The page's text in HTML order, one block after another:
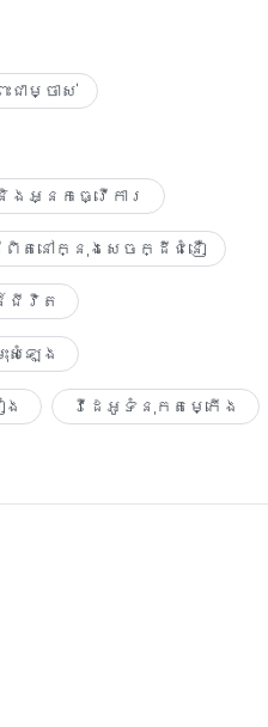
ាម្ចាស់
អ្នកធ្វើការ
ពិតនៅក្នុងសេចក្ដីជំនឿ
ជីវិត
ឡេង
ង​ វីដេអូទំនុក​តម្កើង​